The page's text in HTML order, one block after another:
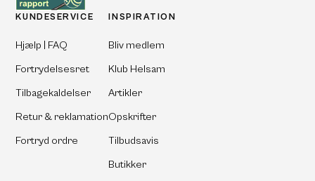
KUNDESERVICE
Hjælp | FAQ
Fortrydelsesret
Tilbagekaldelser
Retur & reklamation
Fortryd ordre
INSPIRATION
Bliv medlem
Klub Helsam
Artikler
Opskrifter
Tilbudsavis
Butikker